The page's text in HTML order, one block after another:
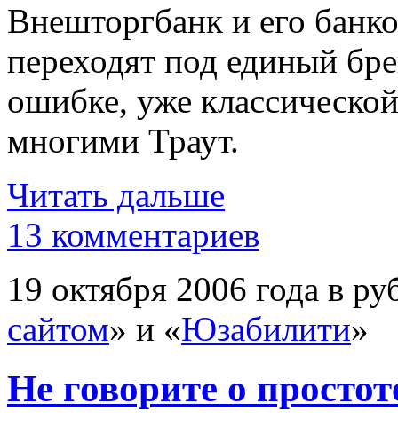
Внешторгбанк и его
переходят под единый
ошибке, уже
многими Траут.
Читать дальше
13 комментариев
19 октября 2006 года в
сайтом» и «Юзабилити»
Не говорите о